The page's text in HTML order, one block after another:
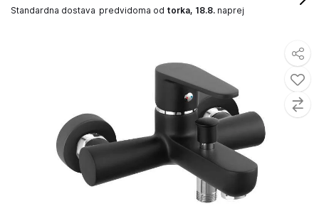
Standardna dostava predvidoma od torka, 18.8. naprej